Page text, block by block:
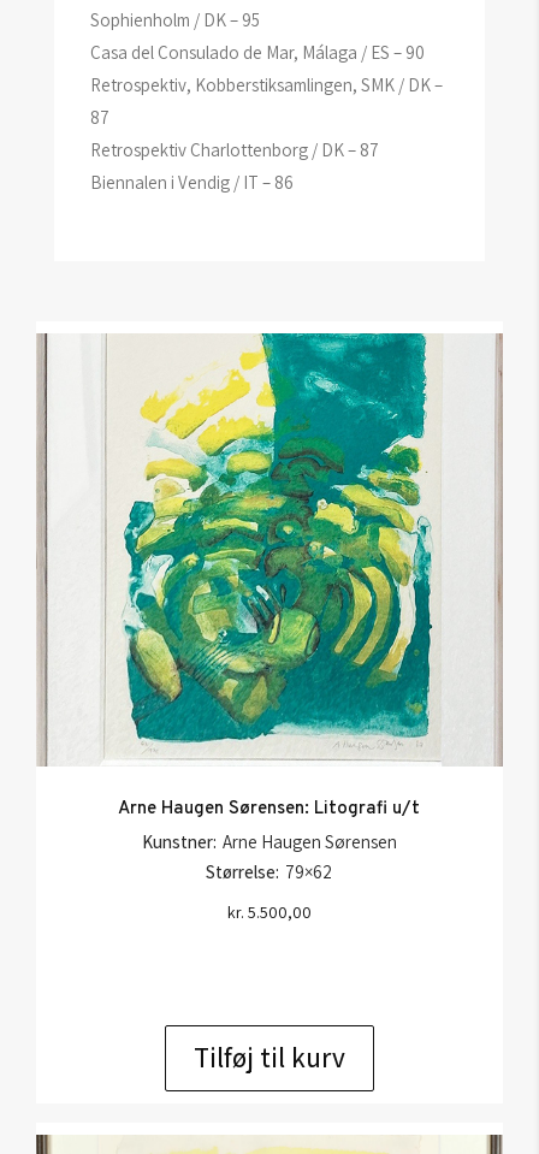
Sophienholm / DK – 95
Casa del Consulado de Mar, Málaga / ES – 90
Retrospektiv, Kobberstiksamlingen, SMK / DK –
87
Retrospektiv Charlottenborg / DK – 87
Biennalen i Vendig / IT – 86
Arne Haugen Sørensen: Litografi u/t
Kunstner: Arne Haugen Sørensen
Størrelse: 79×62
kr. 5.500,00
Tilføj til kurv